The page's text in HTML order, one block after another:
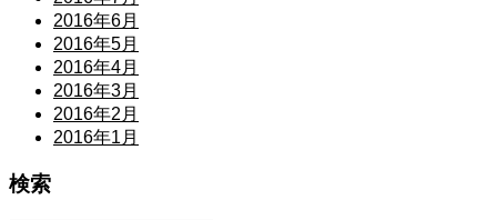
2016年6月
2016年5月
2016年4月
2016年3月
2016年2月
2016年1月
検索